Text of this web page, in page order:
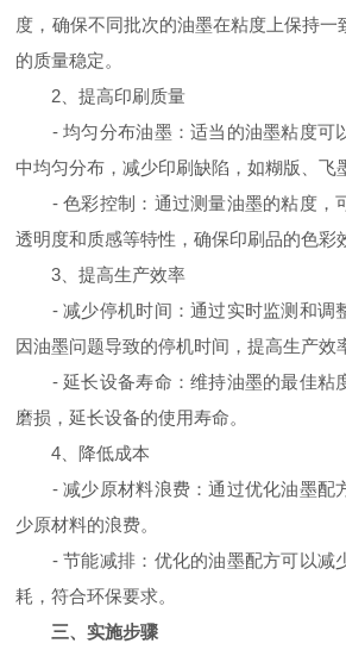
度，确保不同批次的油墨在粘度上保持一
的质量稳定。
2、提高印刷质量
- 均匀分布油墨：适当的油墨粘度可
中均匀分布，减少印刷缺陷，如糊版、飞
- 色彩控制：通过测量油墨的粘度，可
透明度和质感等特性，确保印刷品的色彩
3、提高生产效率
- 减少停机时间：通过实时监测和调
因油墨问题导致的停机时间，提高生产效
- 延长设备寿命：维持油墨的最佳粘
磨损，延长设备的使用寿命。
4、降低成本
- 减少原材料浪费：通过优化油墨配
少原材料的浪费。
- 节能减排：优化的油墨配方可以减
耗，符合环保要求。
三、实施步骤